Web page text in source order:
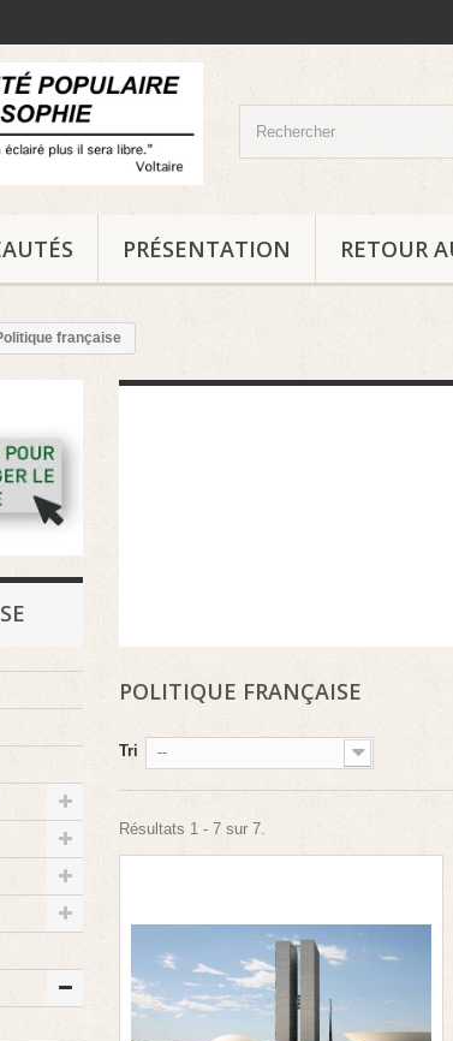
PRÉSENTATION RETOUR
française
POLITIQUE FRANÇAISE
Tri --
Résultats 1 - 7 sur 7.